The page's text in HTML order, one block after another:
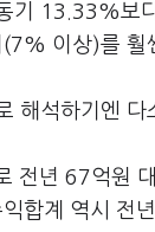
13.33%보
이상)를 훨
해석하기엔 다
전년 67억원
합계 역시 전